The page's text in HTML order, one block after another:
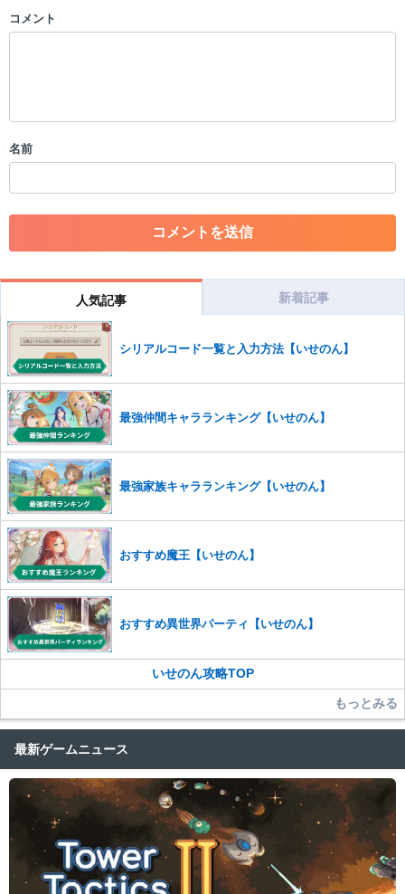
以下の書き込みを禁止とし、場合によってはコメント削除や書き込み制
・一度削除された投稿を再び投稿すること
・アカウントの売買など金銭が絡む内容の投稿
・各ゲームのネタバレを含む内容の投稿
・その他、管理者が不適切と判断した投稿
だけますでしょうか。
コメントの削除を申請する
※投稿内容を確認後、順次対応さ
せていただきます。ご了承ください。
※一度削除したコメントは復元ができませんのでご注意くだ
さい。
また、過度な利用規約の違反や、弊社に損害の及ぶ内容の書き込みがあ
った場合は、法的措置をとらせていただく場合もございますので、あら
かじめご理解くださいませ。
コメント
名前
人気記事 新着記事
シリアルコード一覧と入力方法【いせのん】
最強仲間キャラランキング【いせのん】
最強家族キャラランキング【いせのん】
おすすめ魔王【いせのん】
おすすめ異世界パーティ【いせのん】
いせのん攻略TOP
もっとみる
最新ゲームニュース